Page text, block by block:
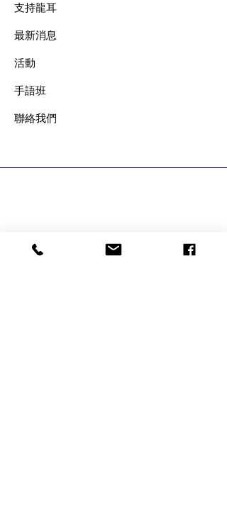
支持龍耳
最新消息
​活動
手語班
​聯絡我們